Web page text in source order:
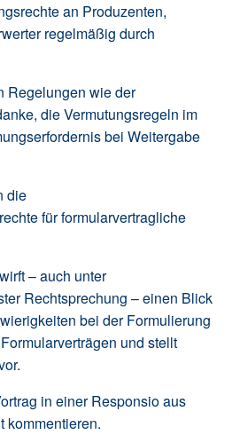
an Produzenten,
regelmäßig durch
Regelungen wie der
die Vermutungsregeln im
bei Weitergabe
die
für formularvertragliche
– auch unter
Rechtsprechung – einen Blick
bei der Formulierung
und stellt
in einer Responsio aus
kommentieren.